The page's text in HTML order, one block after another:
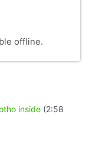
offline.
inside (2:58